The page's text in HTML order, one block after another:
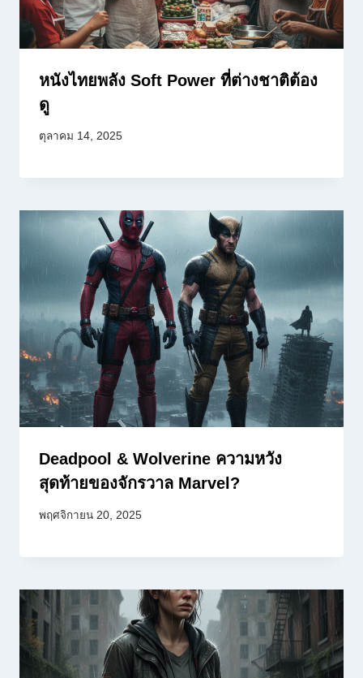
หนังไทยพลัง Soft Power ที่ต่างชาติต้อง
ดู
ตุลาคม 14, 2025
Deadpool & Wolverine ความหวัง
สุดท้ายของจักรวาล Marvel?
พฤศจิกายน 20, 2025